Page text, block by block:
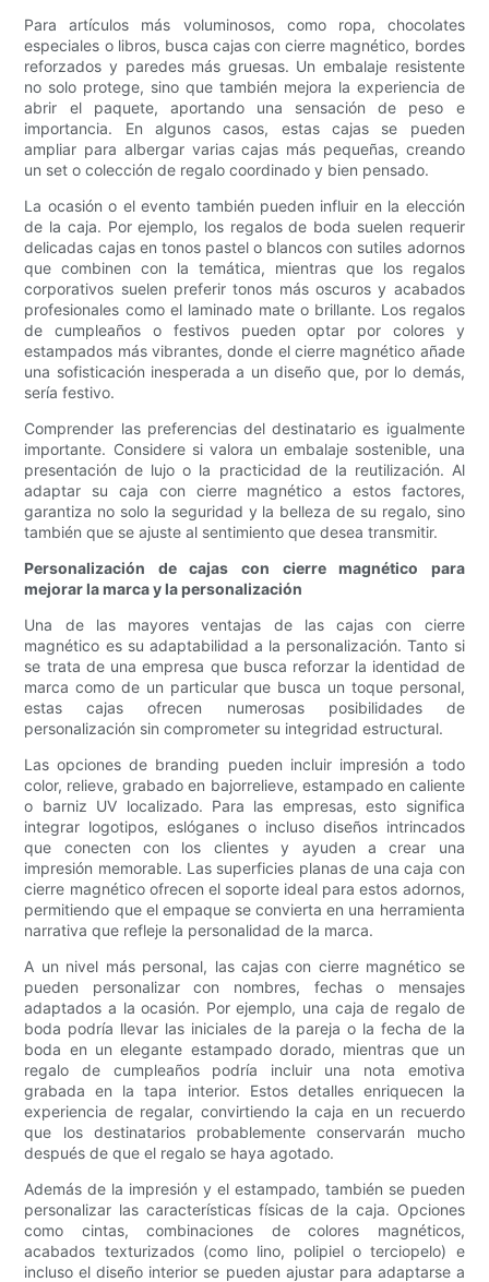
Para artículos más voluminosos, como ropa, chocolates
especiales o libros, busca cajas con cierre magnético, bordes
reforzados y paredes más gruesas. Un embalaje resistente
no solo protege, sino que también mejora la experiencia de
abrir el paquete, aportando una sensación de peso e
importancia. En algunos casos, estas cajas se pueden
ampliar para albergar varias cajas más pequeñas, creando
un set o colección de regalo coordinado y bien pensado.
La ocasión o el evento también pueden influir en la elección
de la caja. Por ejemplo, los regalos de boda suelen requerir
delicadas cajas en tonos pastel o blancos con sutiles adornos
que combinen con la temática, mientras que los regalos
corporativos suelen preferir tonos más oscuros y acabados
profesionales como el laminado mate o brillante. Los regalos
de cumpleaños o festivos pueden optar por colores y
estampados más vibrantes, donde el cierre magnético añade
una sofisticación inesperada a un diseño que, por lo demás,
sería festivo.
Comprender las preferencias del destinatario es igualmente
importante. Considere si valora un embalaje sostenible, una
presentación de lujo o la practicidad de la reutilización. Al
adaptar su caja con cierre magnético a estos factores,
garantiza no solo la seguridad y la belleza de su regalo, sino
también que se ajuste al sentimiento que desea transmitir.
Personalización de cajas con cierre magnético para
mejorar la marca y la personalización
Una de las mayores ventajas de las cajas con cierre
magnético es su adaptabilidad a la personalización. Tanto si
se trata de una empresa que busca reforzar la identidad de
marca como de un particular que busca un toque personal,
estas cajas ofrecen numerosas posibilidades de
personalización sin comprometer su integridad estructural.
Las opciones de branding pueden incluir impresión a todo
color, relieve, grabado en bajorrelieve, estampado en caliente
o barniz UV localizado. Para las empresas, esto significa
integrar logotipos, eslóganes o incluso diseños intrincados
que conecten con los clientes y ayuden a crear una
impresión memorable. Las superficies planas de una caja con
cierre magnético ofrecen el soporte ideal para estos adornos,
permitiendo que el empaque se convierta en una herramienta
narrativa que refleje la personalidad de la marca.
A un nivel más personal, las cajas con cierre magnético se
pueden personalizar con nombres, fechas o mensajes
adaptados a la ocasión. Por ejemplo, una caja de regalo de
boda podría llevar las iniciales de la pareja o la fecha de la
boda en un elegante estampado dorado, mientras que un
regalo de cumpleaños podría incluir una nota emotiva
grabada en la tapa interior. Estos detalles enriquecen la
experiencia de regalar, convirtiendo la caja en un recuerdo
que los destinatarios probablemente conservarán mucho
después de que el regalo se haya agotado.
Además de la impresión y el estampado, también se pueden
personalizar las características físicas de la caja. Opciones
como cintas, combinaciones de colores magnéticos,
acabados texturizados (como lino, polipiel o terciopelo) e
incluso el diseño interior se pueden ajustar para adaptarse a